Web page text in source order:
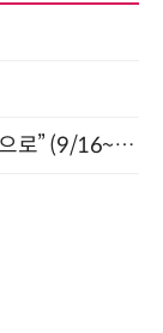
“AI에게 묻는 사람에서, AI로 만드는 사람으로” (9/16~17)